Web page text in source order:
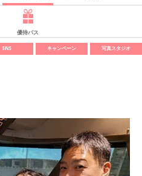
優待パス
SNS キャンペーン 写真スタジオ